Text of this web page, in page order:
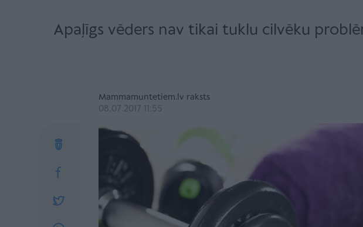
Apaļīgs vēders nav tikai tuklu cilvēku
Mammamuntetiem.lv raksts
08.07.2017 11:55